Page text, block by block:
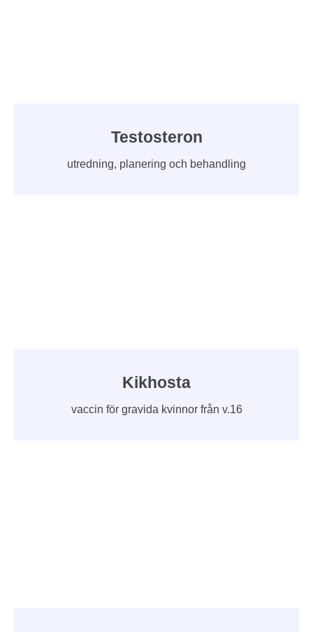
Testosteron
utredning, planering och behandling
Kikhosta
vaccin för gravida kvinnor från v.16